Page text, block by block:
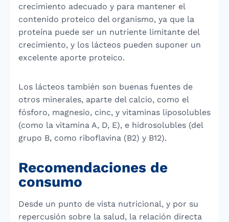
crecimiento adecuado y para mantener el
contenido proteico del organismo, ya que la
proteína puede ser un nutriente limitante del
crecimiento, y los lácteos pueden suponer un
excelente aporte proteico.
Los lácteos también son buenas fuentes de
otros minerales, aparte del calcio, como el
fósforo, magnesio, cinc, y vitaminas liposolubles
(como la vitamina A, D, E), e hidrosolubles (del
grupo B, como riboflavina (B2) y B12).
Recomendaciones de
consumo
Desde un punto de vista nutricional, y por su
repercusión sobre la salud, la relación directa